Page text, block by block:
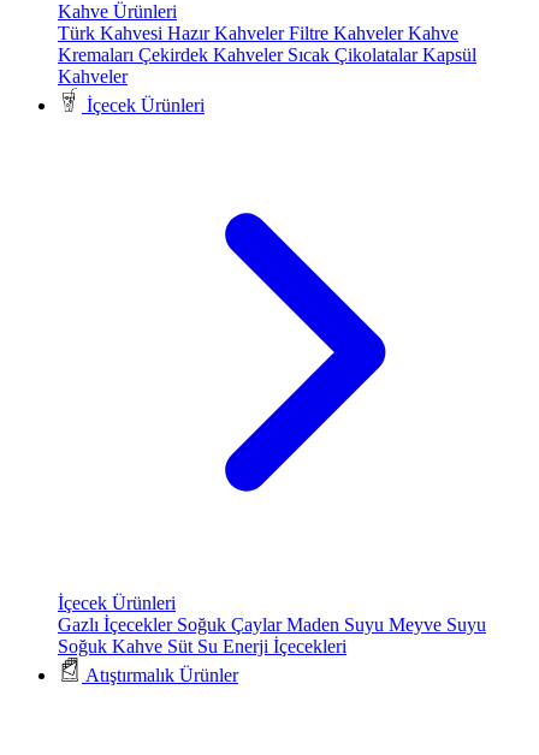
Kahve Ürünleri
Türk Kahvesi Hazır KahvelerFiltre KahvelerKahve
Kremaları Çekirdek Kahveler Sıcak ÇikolatalarKapsül
Kahveler
İçecek Ürünleri
İçecek Ürünleri
Gazlı İçecekler Soğuk ÇaylarMaden Suyu Meyve Suyu
Soğuk Kahve Süt Su Enerji İçecekleri
Atıştırmalık Ürünler